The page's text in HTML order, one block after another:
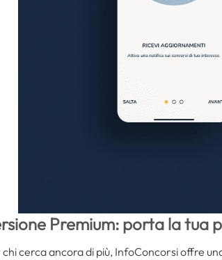
Premium: porta la tua
chi cerca ancora di più, InfoConcorsi offre